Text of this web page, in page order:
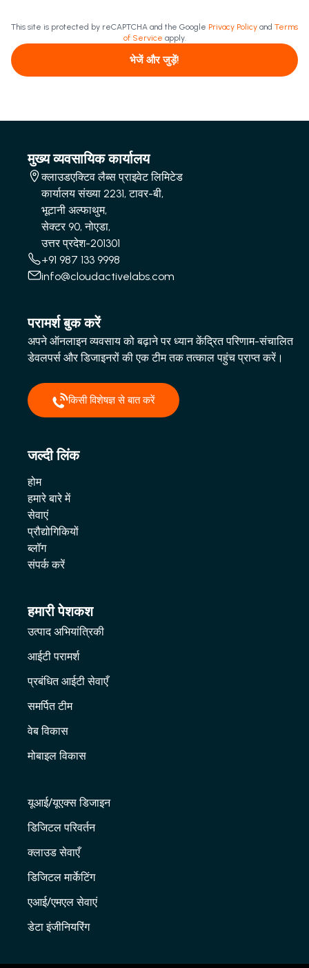
This site is protected by reCAPTCHA and the Google Privacy Policy and Terms
of Service apply.
भेजें और जुड़ें!
मुख्य व्यवसायिक कार्यालय
क्लाउडएक्टिव लैब्स प्राइवेट लिमिटेड
कार्यालय संख्या 2231, टावर-बी,
भूटानी अल्फाथुम,
सेक्टर 90, नोएडा,
उत्तर प्रदेश-201301
+91 987 133 9998
info@cloudactivelabs.com
परामर्श बुक करें
अपने ऑनलाइन व्यवसाय को बढ़ाने पर ध्यान केंद्रित परिणाम-संचालित
डेवलपर्स और डिजाइनरों की एक टीम तक तत्काल पहुंच प्राप्त करें।
किसी विशेषज्ञ से बात करें
जल्दी लिंक
होम
हमारे बारे में
सेवाएं
प्रौद्योगिकियों
ब्लॉग
संपर्क करें
हमारी पेशकश
उत्पाद अभियांत्रिकी
आईटी परामर्श
प्रबंधित आईटी सेवाएँ
समर्पित टीम
वेब विकास
मोबाइल विकास
यूआई/यूएक्स डिजाइन
डिजिटल परिवर्तन
क्लाउड सेवाएँ
डिजिटल मार्केटिंग
एआई/एमएल सेवाएं
डेटा इंजीनियरिंग